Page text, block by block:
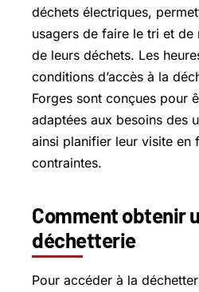
déchets électriques,
usagers de faire le tri et
de leurs déchets. Les
conditions d’accès à la
Forges sont conçues pour
adaptées aux besoins des
ainsi planifier leur visite en
contraintes.
Comment obtenir
déchetterie
Pour accéder à la